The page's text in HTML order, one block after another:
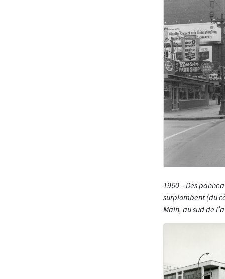
1960 – Des
surplombent (du
Main, au sud de